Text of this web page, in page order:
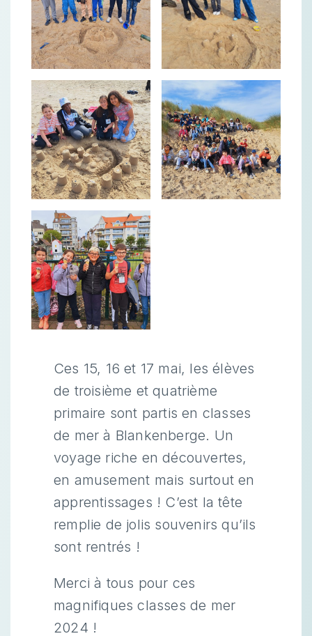
Ces 15, 16 et 17 mai, les élèves
de troisième et quatrième
primaire sont partis en classes
de mer à Blankenberge. Un
voyage riche en découvertes,
en amusement mais surtout en
apprentissages ! C’est la tête
remplie de jolis souvenirs qu’ils
sont rentrés !
Merci à tous pour ces
magnifiques classes de mer
2024 !